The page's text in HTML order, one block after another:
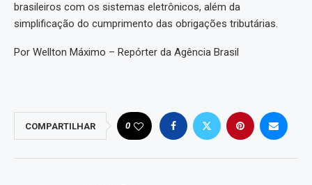
brasileiros com os sistemas eletrônicos, além da
simplificação do cumprimento das obrigações tributárias.
Por Wellton Máximo – Repórter da Agência Brasil
COMPARTILHAR 0